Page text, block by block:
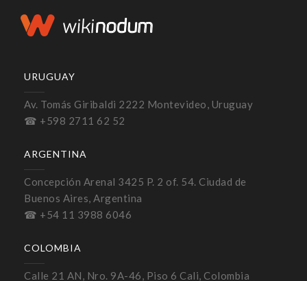
URUGUAY
Av. Tomás Giribaldi 2222 Montevideo, Uruguay
☎ +598 2711 62 52
ARGENTINA
Concepción Arenal 3425 P. 2 of. 54. Ciudad de
Buenos Aires, Argentina
☎ +54 11 3988 6046
COLOMBIA
Calle 21 AN, Nro. 9A-46, Piso 6 Cali, Colombia